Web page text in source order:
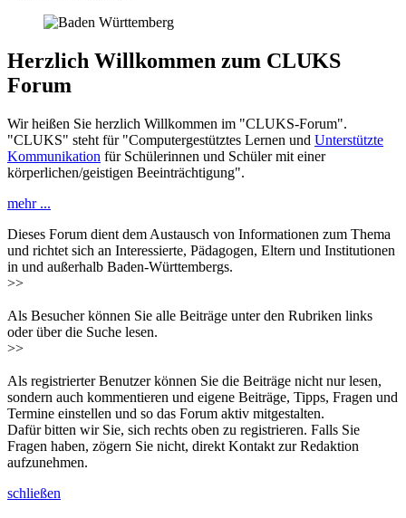
Herzlich Willkommen zum CLUKS
Forum
Wir heißen Sie herzlich Willkommen im "CLUKS-Forum".
"CLUKS" steht für "Computergestütztes Lernen und Unterstützte
Kommunikation für Schülerinnen und Schüler mit einer
körperlichen/geistigen Beeinträchtigung".
mehr ...
Dieses Forum dient dem Austausch von Informationen zum Thema
und richtet sich an Interessierte, Pädagogen, Eltern und Institutionen
in und außerhalb Baden-Württembergs.
>>
Als Besucher können Sie alle Beiträge unter den Rubriken links
oder über die Suche lesen.
>>
Als registrierter Benutzer können Sie die Beiträge nicht nur lesen,
sondern auch kommentieren und eigene Beiträge, Tipps, Fragen und
Termine einstellen und so das Forum aktiv mitgestalten.
Dafür bitten wir Sie, sich rechts oben zu registrieren. Falls Sie
Fragen haben, zögern Sie nicht, direkt Kontakt zur Redaktion
aufzunehmen.
schließen